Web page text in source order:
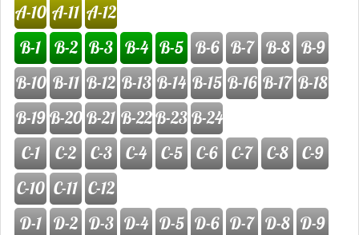
A-10 A-11 A-12
B-1
B-2 B-3 B-4 B-5 B-6 B-7 B-8 B-9
B-10 B-11 B-12 B-13 B-14 B-15 B-16 B-17 B-18
B-19 B-20 B-21 B-22B-23B-24
C-1
C-2 C-3 C-4 C-5 C-6 C-7 C-8
C-9
C-10 C-11 C-12
D-1 D-2 D-3 D-4 D-5 D-6 D-7 D-8 D-9